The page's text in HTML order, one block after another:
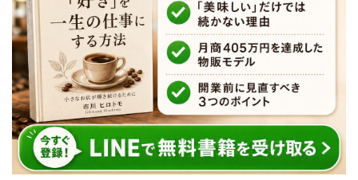
【永久保存版】自家焙煎
コーヒーショップ開業の
準備・やり方まとめ
【完全版】小さなカフェ
開業準備・必要なもの一
覧。未経験でもOK！体験
談あり